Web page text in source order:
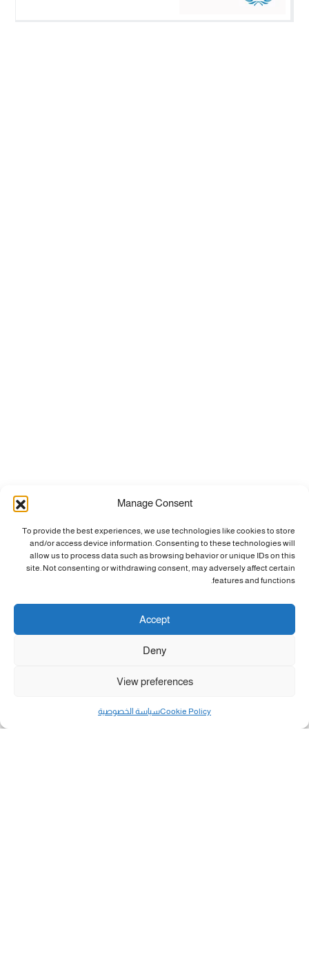
Manage Consent
To provide the best experiences, we use technologies like cookies to store
and/or access device information. Consenting to these technologies will
allow us to process data such as browsing behavior or unique IDs on this
site. Not consenting or withdrawing consent, may adversely affect certain
features and functions.
Accept
Deny
View preferences
Cookie Policyسياسة الخصوصية مال و أعمال